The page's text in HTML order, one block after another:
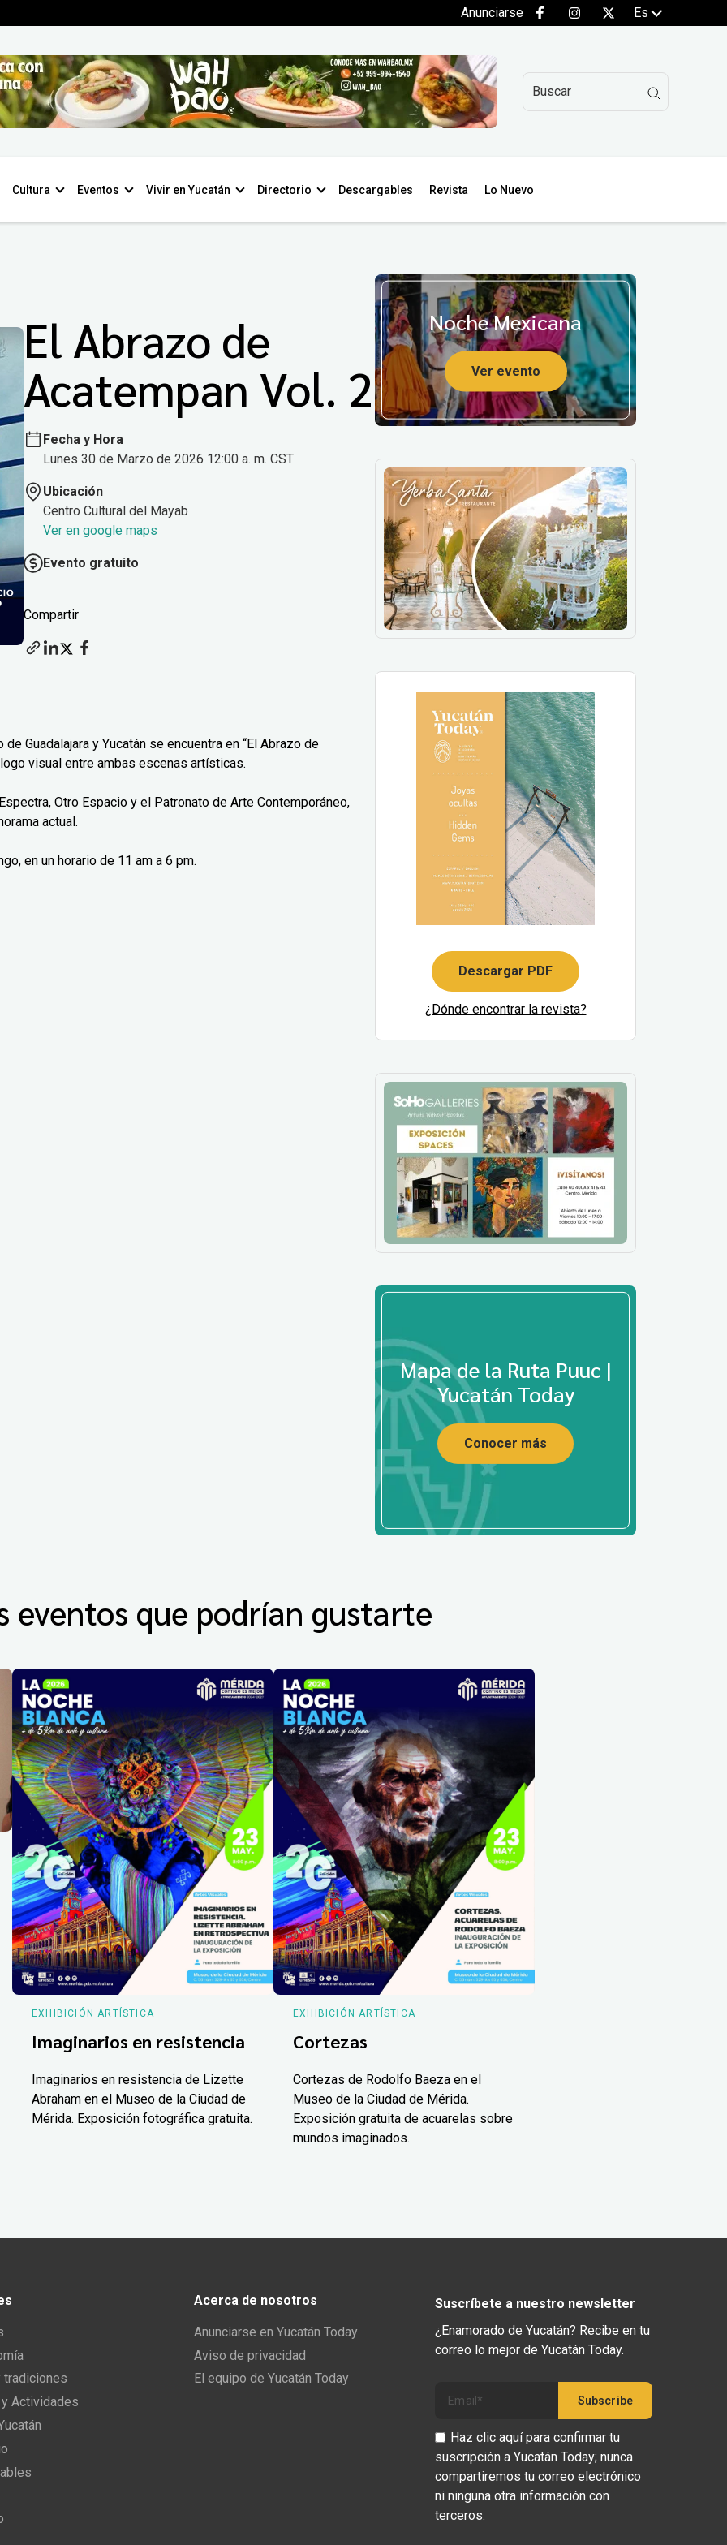
Anunciarse Es
Cultura Eventos Vivir en Yucatán Directorio Descargables Revista Lo Nuevo
El Abrazo de
Acatempan Vol. 2
Fecha y Hora
Lunes 30 de Marzo de 2026 12:00 a. m. CST
Ubicación
Centro Cultural del Mayab
Ver en google maps
Evento gratuito
Compartir
Guadalajara y Yucatán se encuentra en “El Abrazo de
visual entre ambas escenas artísticas.
Otro Espacio y el Patronato de Arte Contemporáneo,
actual.
en un horario de 11 am a 6 pm.
Noche Mexicana
Ver evento
Descargar PDF
¿Dónde encontrar la revista?
Mapa de la Ruta Puuc |
Yucatán Today
Conocer más
eventos que podrían gustarte
EXHIBICIÓN ARTÍSTICA
Imaginarios en resistencia
Imaginarios en resistencia de Lizette
Abraham en el Museo de la Ciudad de
Mérida. Exposición fotográfica gratuita.
EXHIBICIÓN ARTÍSTICA
Cortezas
Cortezas de Rodolfo Baeza en el
Museo de la Ciudad de Mérida.
Exposición gratuita de acuarelas sobre
mundos imaginados.
tradiciones
Actividades
Acerca de nosotros
Anunciarse en Yucatán Today
Aviso de privacidad
El equipo de Yucatán Today
Suscríbete a nuestro newsletter
¿Enamorado de Yucatán? Recibe en tu
correo lo mejor de Yucatán Today.
Haz clic aquí para confirmar tu
suscripción a Yucatán Today; nunca
compartiremos tu correo electrónico
ni ninguna otra información con
terceros.